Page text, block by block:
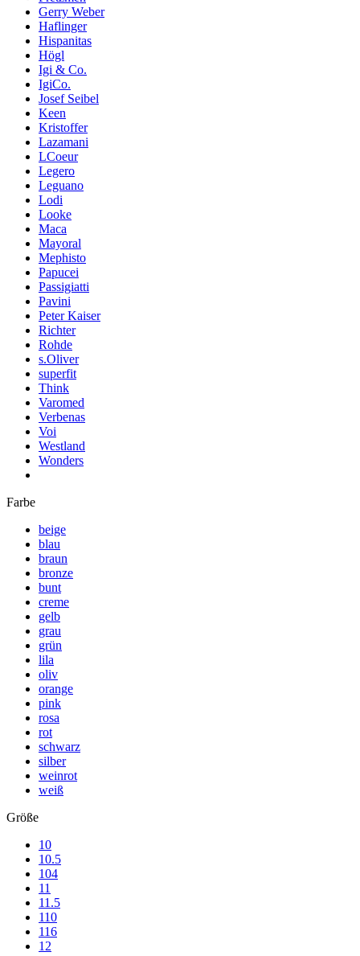
Gerry Weber
Haflinger
Hispanitas
Högl
Igi & Co.
IgiCo.
Josef Seibel
Keen
Kristoffer
Lazamani
LCoeur
Legero
Leguano
Lodi
Looke
Maca
Mayoral
Mephisto
Papucei
Passigiatti
Pavini
Peter Kaiser
Richter
Rohde
s.Oliver
superfit
Think
Varomed
Verbenas
Voi
Westland
Wonders
Farbe
beige
blau
braun
bronze
bunt
creme
gelb
grau
grün
lila
oliv
orange
pink
rosa
rot
schwarz
silber
weinrot
weiß
Größe
10
10.5
104
11
11.5
110
116
12